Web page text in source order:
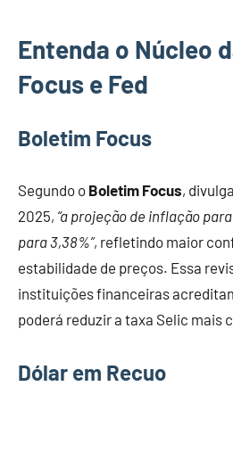
Entenda o Núcleo
Focus e Fed
Boletim Focus
Segundo o Boletim Focus,
2025, “a projeção de inflação
para 3,38%”, refletindo maior
estabilidade de preços. Essa
instituições financeiras
poderá reduzir a taxa Selic mais
Dólar em Recuo